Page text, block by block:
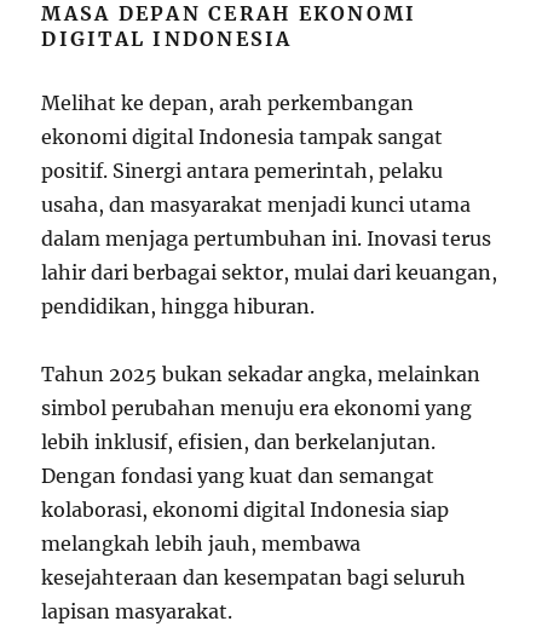
MASA DEPAN CERAH EKONOMI
DIGITAL INDONESIA
Melihat ke depan, arah perkembangan
ekonomi digital Indonesia tampak sangat
positif. Sinergi antara pemerintah, pelaku
usaha, dan masyarakat menjadi kunci utama
dalam menjaga pertumbuhan ini. Inovasi terus
lahir dari berbagai sektor, mulai dari keuangan,
pendidikan, hingga hiburan.
Tahun 2025 bukan sekadar angka, melainkan
simbol perubahan menuju era ekonomi yang
lebih inklusif, efisien, dan berkelanjutan.
Dengan fondasi yang kuat dan semangat
kolaborasi, ekonomi digital Indonesia siap
melangkah lebih jauh, membawa
kesejahteraan dan kesempatan bagi seluruh
lapisan masyarakat.